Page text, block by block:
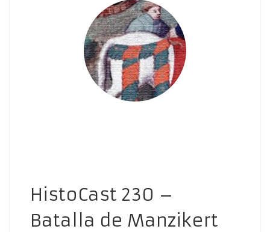
HistoCast 230 –
Batalla de Manzikert